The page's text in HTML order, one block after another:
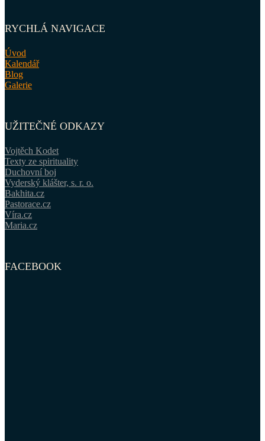
RYCHLÁ NAVIGACE
Úvod
Kalendář
Blog
Galerie
UŽITEČNÉ ODKAZY
Vojtěch Kodet
Texty ze spirituality
Duchovní boj
Vyderský klášter, s. r. o.
Bakhita.cz
Pastorace.cz
Víra.cz
Maria.cz
FACEBOOK